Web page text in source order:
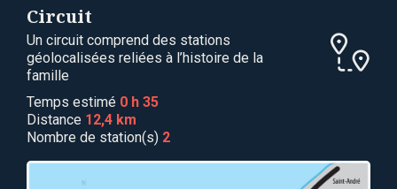
Circuit
Un circuit comprend des stations
géolocalisées reliées à l’histoire de la
famille
Temps estimé 0 h 35
Distance 12,4 km
Nombre de station(s) 2